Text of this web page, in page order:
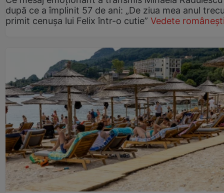
după ce a împlinit 57 de ani: „De ziua mea anul
primit cenușa lui Felix într-o cutie” Vedete